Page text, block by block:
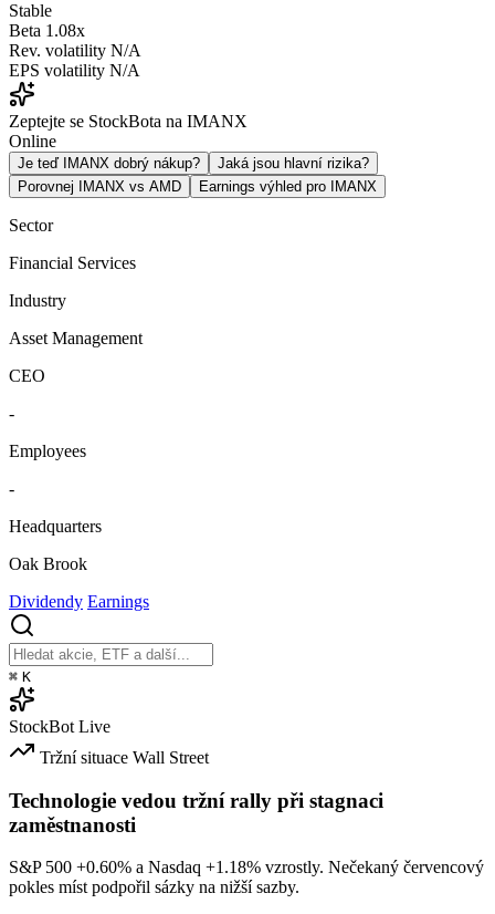
Stable
Beta 1.08x
Rev. volatility N/A
EPS volatility N/A
Zeptejte se StockBota na IMANX
Online
Je teď IMANX dobrý nákup?
Jaká jsou hlavní rizika?
Porovnej IMANX vs AMD
Earnings výhled pro IMANX
Sector
Financial Services
Industry
Asset Management
CEO
-
Employees
-
Headquarters
Oak Brook
Dividendy Earnings
⌘ K
StockBot Live
Tržní situace Wall Street
Technologie vedou tržní rally při stagnaci
zaměstnanosti
S&P 500 +0.60% a Nasdaq +1.18% vzrostly. Nečekaný červencový
pokles míst podpořil sázky na nižší sazby.